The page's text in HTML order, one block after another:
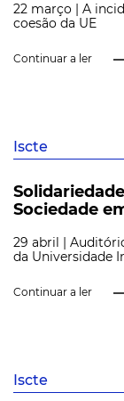
22 março | A
coesão da UE
Continuar a ler
Iscte
Sociedade
29 abril |
da Universidade
Continuar a ler
Iscte